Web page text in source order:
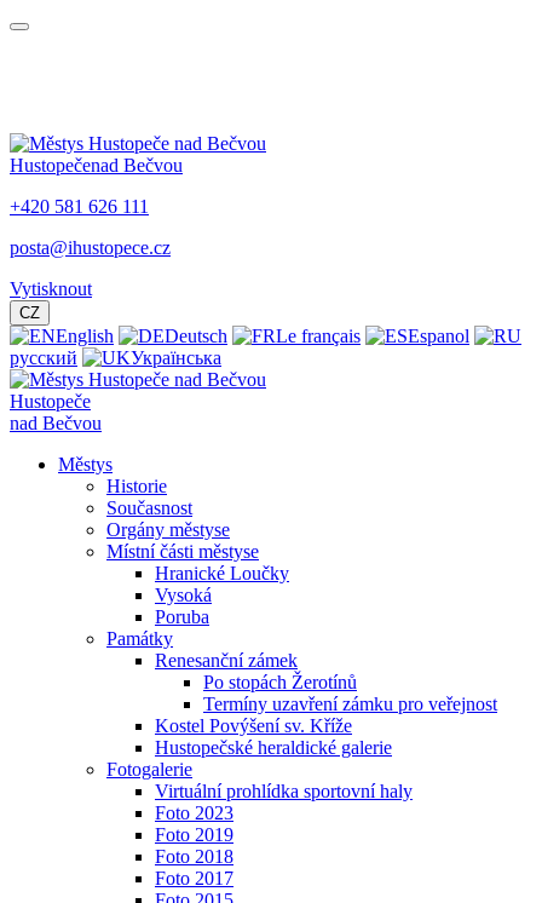
Hustopečenad Bečvou
+420 581 626 111
posta@ihustopece.cz
Vytisknout
CZ
English Deutsch Le français
Espanol
русский
Українська
Hustopeče
nad Bečvou
Městys
Historie
Současnost
Orgány městyse
Místní části městyse
Hranické Loučky
Vysoká
Poruba
Památky
Renesanční zámek
Po stopách Žerotínů
Termíny uzavření zámku pro veřejnost
Kostel Povýšení sv. Kříže
Hustopečské heraldické galerie
Fotogalerie
Virtuální prohlídka sportovní haly
Foto 2023
Foto 2019
Foto 2018
Foto 2017